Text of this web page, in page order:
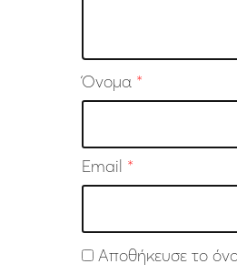
Όνομα *
Email *
Αποθήκευσε το